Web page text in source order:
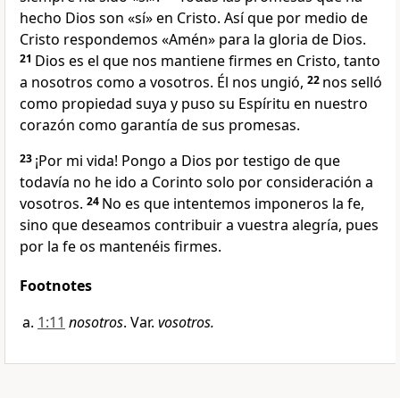
hecho Dios son «sí» en Cristo. Así que por medio de
Cristo respondemos «Amén» para la gloria de Dios.
21 Dios es el que nos mantiene firmes en Cristo, tanto
a nosotros como a vosotros. Él nos ungió, 22 nos selló
como propiedad suya y puso su Espíritu en nuestro
corazón como garantía de sus promesas.
23 ¡Por mi vida! Pongo a Dios por testigo de que
todavía no he ido a Corinto solo por consideración a
vosotros. 24 No es que intentemos imponeros la fe,
sino que deseamos contribuir a vuestra alegría, pues
por la fe os mantenéis firmes.
Footnotes
1:11 nosotros. Var. vosotros.